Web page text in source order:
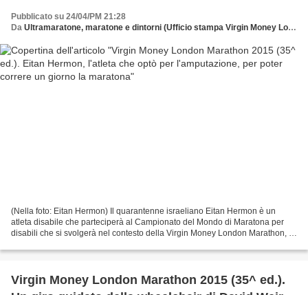
Pubblicato su 24/04/PM 21:28
Da Ultramaratone, maratone e dintorni (Ufficio stampa Virgin Money London Marathon)
(Nella foto: Eitan Hermon) Il quarantenne israeliano Eitan Hermon è un
atleta disabile che parteciperà al Campionato del Mondo di Maratona per
disabili che si svolgerà nel contesto della Virgin Money London Marathon, in
Virgin Money London Marathon 2015 (35^ ed.).